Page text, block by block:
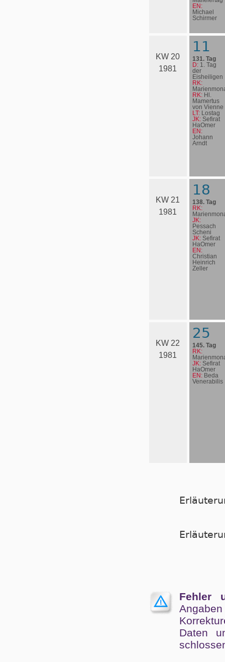
EN:
Michael
Schirmer
KW 20
1981
11
131. Tag
D: 1. Tag
der
Eisheiligen
RK:
RK: Hl.
Mamertus
von Vienne
LT: Lostag
JK: Sefirat
HaOmer
EN:
Johann
Arndt
KW 21
1981
18
138. Tag
RK:
JK:
Pessach
Scheni
JK: Sefirat
HaOmer
EN:
Christian
Heinrich
Zeller
KW 22
1981
25
145. Tag
RK:
JK: Sefirat
HaOmer
EN: Beda
Venerabilis
Fehler
Angaben
Da­ten